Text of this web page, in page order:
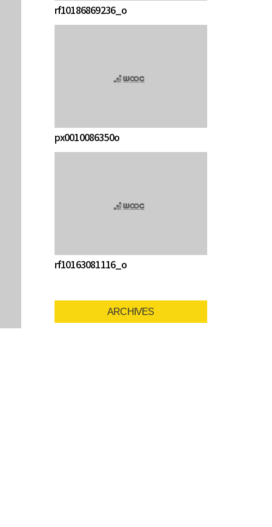
rf10186869236_o
px0010086350o
rf10163081116_o
ARCHIVES